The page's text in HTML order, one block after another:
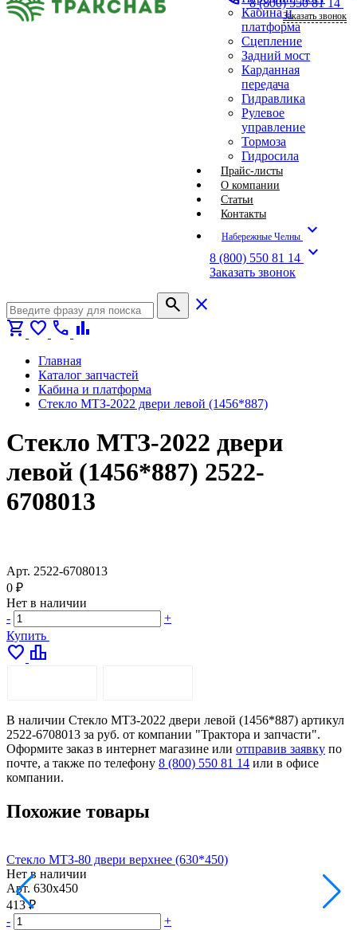
Кабина и
платформа
Сцепление
Задний мост
Карданная
передача
Гидравлика
Рулевое
управление
Тормоза
Гидросила
Прайс-листы
О компании
Статьи
Контакты
Набережные Челны expand_more
8 (800) 550 81 14 expand_more
Заказать звонок
Заказать звонок
search
close
shopping_cart favorite call bar_chart
Главная
Каталог запчастей
Кабина и платформа
Стекло МТЗ-2022 двери левой (1456*887)
Стекло МТЗ-2022 двери
левой (1456*887) 2522-
6708013
Арт. 2522-6708013
0 ₽
Нет в наличии
-
+
Купить
favorite leaderboard
В наличии Стекло МТЗ-2022 двери левой (1456*887) артикул
2522-6708013 за руб. от компании "Трактора и запчасти".
Оформите заказ в интернет магазине или отправив заявку по
почте, а также по телефону 8 (800) 550 81 14 или в офисе
компании.
Похожие товары
Стекло МТЗ-80 двери верхнее (630*450)
Нет в наличии
Арт. 630х450
413 ₽
-
+